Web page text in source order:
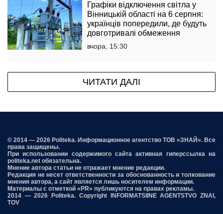
Графіки відключення світла у
Вінницькій області на 6 серпня:
українців попередили, де будуть
довготривалі обмеження
вчора, 15:30
ЧИТАТИ ДАЛІ
© 2014 — 2026 Politeka. Информационное агентство ТОВ «ЗНАЙ». Все
права защищены.
При использовании содержимого сайта активная гиперссылка на
politeka.net обязательна.
Мнение автора статьи не отражает мнение редакции.
Редакция не несет ответственности за обоснованность и толкование
мнения автора, а сайт является лишь носителем информации.
Материалы с отметкой «PR» публикуются на правах рекламы.
2014 — 2026 Politeka. Copyright INFORMATSIINE AGENTSTVO ZNAI,
TOV